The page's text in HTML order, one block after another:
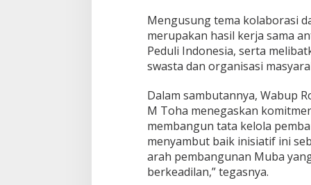
u
l
t
i
h
a
k
u
n
u
Mengusung tema kolaborasi
merupakan hasil kerja sama
Peduli Indonesia, serta
swasta dan organisasi
Dalam sambutannya, Wabup
M Toha menegaskan
membangun tata kelola
menyambut baik inisiatif ini
arah pembangunan Muba
berkeadilan,” tegasnya.